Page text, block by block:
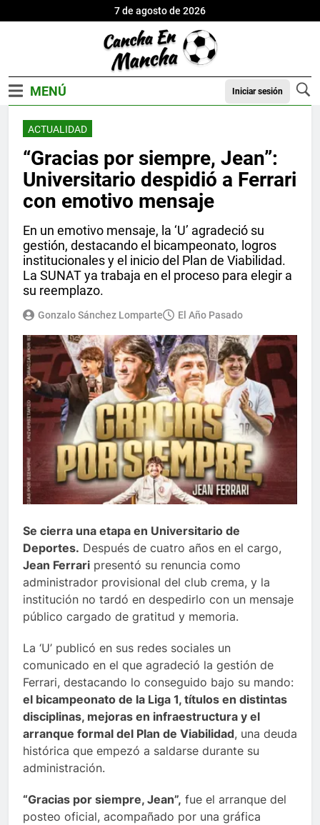
7 de agosto de 2026
Iniciar sesión
ACTUALIDAD
“Gracias por siempre, Jean”:
Universitario despidió a Ferrari
con emotivo mensaje
En un emotivo mensaje, la ‘U’ agradeció su
gestión, destacando el bicampeonato, logros
institucionales y el inicio del Plan de Viabilidad.
La SUNAT ya trabaja en el proceso para elegir a
su reemplazo.
Gonzalo Sánchez Lomparte El Año Pasado
Se cierra una etapa en Universitario de
Deportes. Después de cuatro años en el cargo,
Jean Ferrari presentó su renuncia como
administrador provisional del club crema, y la
institución no tardó en despedirlo con un mensaje
público cargado de gratitud y memoria.
La ‘U’ publicó en sus redes sociales un
comunicado en el que agradeció la gestión de
Ferrari, destacando lo conseguido bajo su mando:
el bicampeonato de la Liga 1, títulos en distintas
disciplinas, mejoras en infraestructura y el
arranque formal del Plan de Viabilidad, una deuda
histórica que empezó a saldarse durante su
administración.
“Gracias por siempre, Jean”, fue el arranque del
posteo oficial, acompañado por una gráfica